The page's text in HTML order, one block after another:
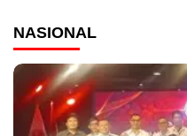
NASIONAL